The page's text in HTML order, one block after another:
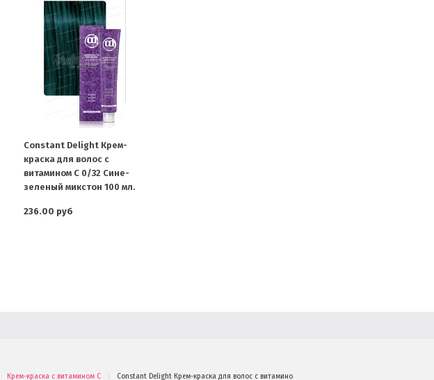
Constant Delight Крем-
краска для волос с
витамином С 0/32 Сине-
зеленый микстон 100 мл.
236.00 руб
Крем-краска с витамином С Constant Delight Крем-краска для волос с витамином С 1/1 Иссяня-черный натуральный 100